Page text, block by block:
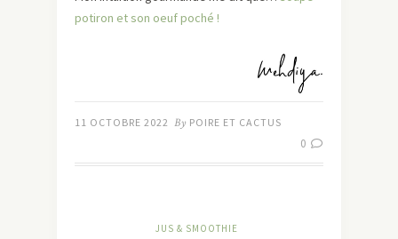
potiron et son oeuf poché !
11 OCTOBRE 2022 By POIRE ET CACTUS
0
JUS & SMOOTHIE